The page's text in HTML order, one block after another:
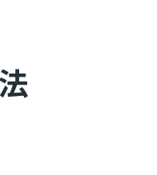
度がアップ
選びの決め手
ト力の高さ